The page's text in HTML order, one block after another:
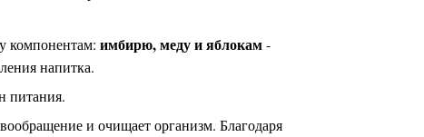
компонентам: имбирю, меду и яблокам-
напитка.
питания.
и очищает организм. Благодаря